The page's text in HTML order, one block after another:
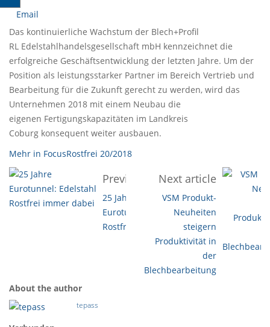
Email
Das kontinuierliche Wachstum der Blech+Profil
RL Edelstahlhandelsgesellschaft mbH kennzeichnet die
erfolgreiche Geschäftsentwicklung der letzten Jahre. Um der
Position als leistungsstarker Partner im Bereich Vertrieb und
Bearbeitung für die Zukunft gerecht zu werden, wird das
Unternehmen 2018 mit einem Neubau die
eigenen Fertigungskapazitäten im Landkreis
Coburg konsequent weiter ausbauen.
Mehr in FocusRostfrei 20/2018
Previous article
25 Jahre
Eurotunnel: Edelstahl
Rostfrei immer dabei
Next article
VSM Produkt-
Neuheiten
steigern
Produktivität in
der
Blechbearbeitung
About the author
tepass